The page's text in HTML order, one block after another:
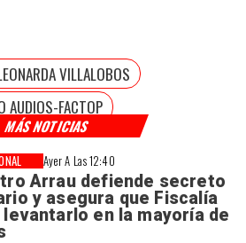
MÁS NOTICIAS
Ayer A Las 12:40
Arrau defiende secreto
y asegura que Fiscalía
levantarlo en la mayoría de
VILLALOBOS
AUDIOS-FACTOP